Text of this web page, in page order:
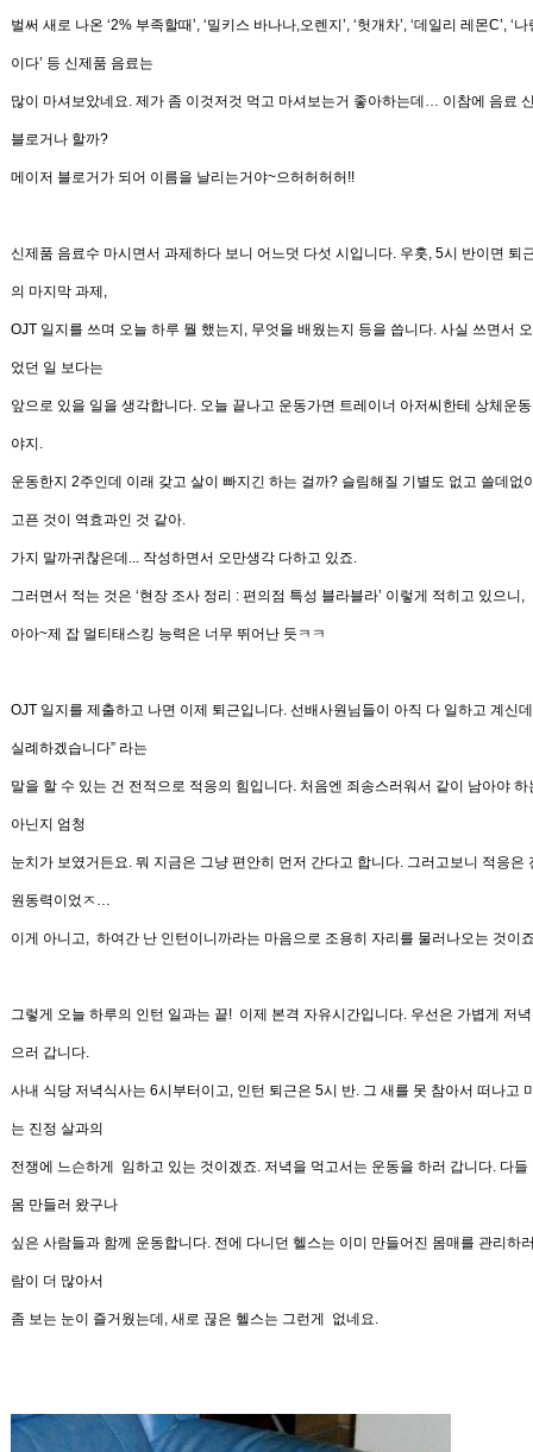
벌써 새로 나온 ‘2% 부족할때’, ‘밀키스 바나나,오렌지’, ‘헛개차’, ‘데일리 레몬C’, ‘나
이다’ 등 신제품 음료는
많이 마셔보았네요. 제가 좀 이것저것 먹고 마셔보는거 좋아하는데… 이참에 음료
블로거나 할까?
메이저 블로거가 되어 이름을 날리는거야~으허허허허!!
신제품 음료수 마시면서 과제하다 보니 어느덧 다섯 시입니다. 우훗, 5시 반이면 퇴
의 마지막 과제,
OJT 일지를 쓰며 오늘 하루 뭘 했는지, 무엇을 배웠는지 등을 씁니다. 사실 쓰면서
었던 일 보다는
앞으로 있을 일을 생각합니다. 오늘 끝나고 운동가면 트레이너 아저씨한테 상체운
야지.
운동한지 2주인데 이래 갖고 살이 빠지긴 하는 걸까? 슬림해질 기별도 없고 쓸데없
고픈 것이 역효과인 것 같아.
가지 말까귀찮은데... 작성하면서 오만생각 다하고 있죠.
그러면서 적는 것은 ‘현장 조사 정리 : 편의점 특성 블라블라’ 이렇게 적히고 있으니,
아아~제 잡 멀티태스킹 능력은 너무 뛰어난 듯ㅋㅋ
OJT 일지를 제출하고 나면 이제 퇴근입니다. 선배사원님들이 아직 다 일하고 계신
실례하겠습니다” 라는
말을 할 수 있는 건 전적으로 적응의 힘입니다. 처음엔 죄송스러워서 같이 남아야 하
아닌지 엄청
눈치가 보였거든요. 뭐 지금은 그냥 편안히 먼저 간다고 합니다. 그러고보니 적응은
원동력이었ㅈ…
이게 아니고, 하여간 난 인턴이니까라는 마음으로 조용히 자리를 물러나오는 것이
그렇게 오늘 하루의 인턴 일과는 끝! 이제 본격 자유시간입니다. 우선은 가볍게 저
으러 갑니다.
사내 식당 저녁식사는 6시부터이고, 인턴 퇴근은 5시 반. 그 새를 못 참아서 떠나고
는 진정 살과의
전쟁에 느슨하게 임하고 있는 것이겠죠. 저녁을 먹고서는 운동을 하러 갑니다. 다들
몸 만들러 왔구나
싶은 사람들과 함께 운동합니다. 전에 다니던 헬스는 이미 만들어진 몸매를 관리하
람이 더 많아서
좀 보는 눈이 즐거웠는데, 새로 끊은 헬스는 그런게 없네요.